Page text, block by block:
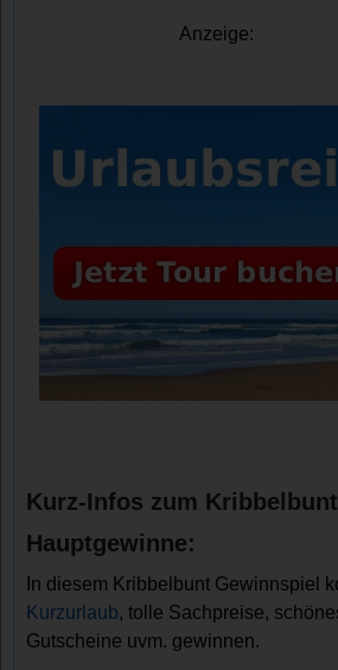
Anzeige:
Kurz-Infos zum
Hauptgewinne:
In diesem Kribbelbunt Gewinnspiel
Kurzurlaub, tolle Sachpreise,
Gutscheine uvm. gewinnen.